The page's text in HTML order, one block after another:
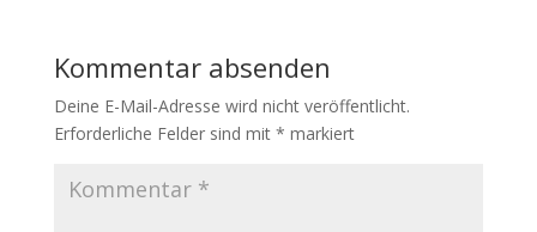
Kommentar absenden
Deine E-Mail-Adresse wird nicht veröffentlicht.
Erforderliche Felder sind mit * markiert